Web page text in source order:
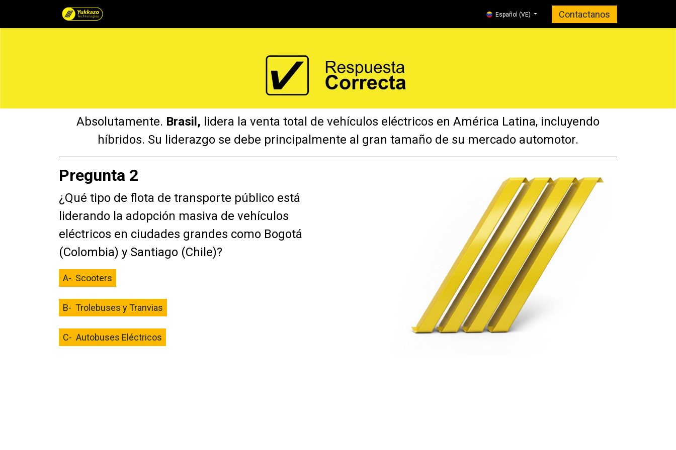
Tiendas Aliadas Distribuidores Autorizados
Español (VE) Contactanos
Absolutamente. Brasil, lidera la venta total de vehículos eléctricos en América Latina, incluyendo
híbridos. Su liderazgo se debe principalmente al gran tamaño de su mercado automotor.
Pregunta 2
¿Qué tipo de flota de transporte público está
liderando la adopción masiva de vehículos
eléctricos en ciudades grandes como Bogotá
(Colombia) y Santiago (Chile)?
A- Scooters
B- Trolebuses y Tranvias
C- Autobuses Eléctricos